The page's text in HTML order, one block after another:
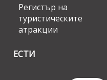
Регистър на
туристическите
атракции
ЕСТИ